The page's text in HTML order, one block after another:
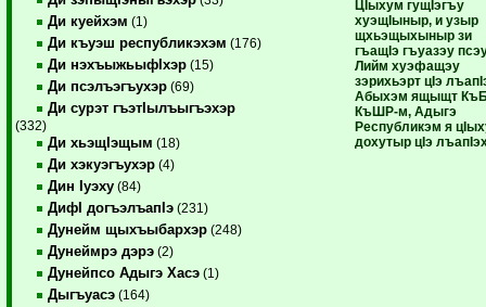
Ди куейхэм (1)
Ди къуэш республикэхэм (176)
Ди нэхъыжьыфIхэр (15)
Ди псэлъэгъухэр (69)
Ди сурэт гъэтIылъыгъэхэр
(332)
Ди хьэщIэщым (18)
Ди хэкуэгъухэр (4)
Дин Iуэху (84)
ДифI догъэлъапIэ (231)
Дунейм щыхъыбархэр (248)
Дунеймрэ дэрэ (2)
Дунейпсо Адыгэ Хасэ (1)
Дыгъуасэ (164)
ЦIыхум гущIэгъу
хуэщIыныр, и узыр
щхьэщыхыныр зи
гъащIэ гъуазэу
Лийм хуэфащэу
зэрихьэрт цIэ лъапI
Абыхэм ящыщт
КъШР-м, Адыгэ
Республикэм я цI
дохутыр цIэ лъапI